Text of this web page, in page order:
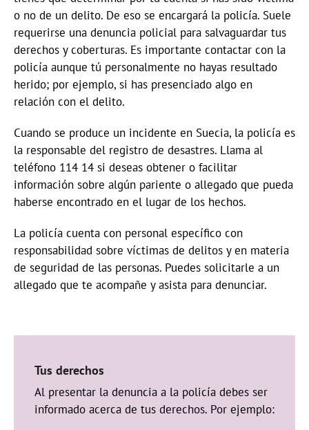
o no de un delito. De eso se encargará la policía. Suele
requerirse una denuncia policial para salvaguardar tus
derechos y coberturas. Es importante contactar con la
policía aunque tú personalmente no hayas resultado
herido; por ejemplo, si has presenciado algo en
relación con el delito.
Cuando se produce un incidente en Suecia, la policía es
la responsable del registro de desastres. Llama al
teléfono 114 14 si deseas obtener o facilitar
información sobre algún pariente o allegado que pueda
haberse encontrado en el lugar de los hechos.
La policía cuenta con personal específico con
responsabilidad sobre víctimas de delitos y en materia
de seguridad de las personas. Puedes solicitarle a un
allegado que te acompañe y asista para denunciar.
Tus derechos
Al presentar la denuncia a la policía debes ser
informado acerca de tus derechos. Por ejemplo: